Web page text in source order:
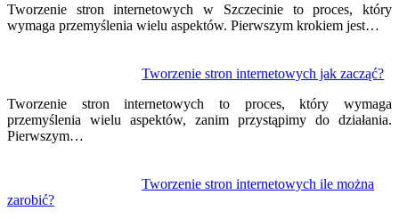
Tworzenie stron internetowych w Szczecinie to proces, który
wymaga przemyślenia wielu aspektów. Pierwszym krokiem jest…
Tworzenie stron internetowych jak zacząć?
Tworzenie stron internetowych to proces, który wymaga
przemyślenia wielu aspektów, zanim przystąpimy do działania.
Pierwszym…
Tworzenie stron internetowych ile można
zarobić?